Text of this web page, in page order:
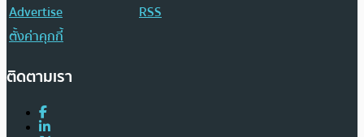
Advertise
RSS
ตั้งค่าคุกกี้
ติดตามเรา